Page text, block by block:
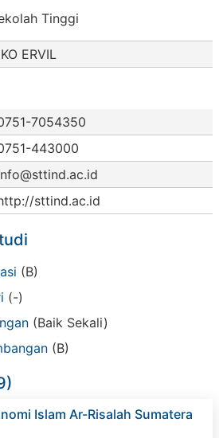
Tinggi
ERVIL
7054350
443000
sttind.ac.id
(B)
(-)
(Baik Sekali)
(B)
Islam Ar-Risalah Sumatera